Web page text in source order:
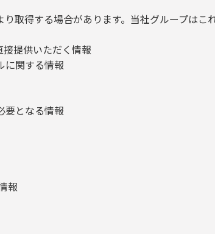
取得する場合があります。当社グループはこ
接提供いただく情報
関する情報
となる情報
報